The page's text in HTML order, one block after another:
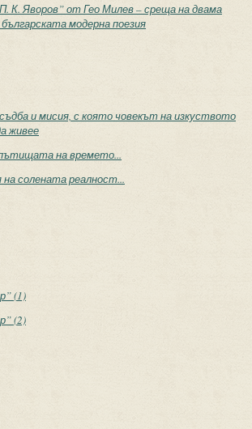
К. Яворов” от Гео Милев – среща на двама
модерна поезия
и мисия, с която човекът на изкуството
живее
на времето...
солената реалност...
(1)
(2)